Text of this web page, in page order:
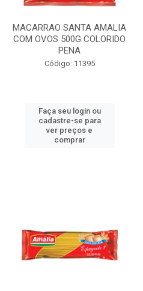
MACARRAO SANTA AMALIA
COM OVOS 500G COLORIDO
PENA
Código: 11395
Faça seu login ou
cadastre-se para
ver preços e
comprar